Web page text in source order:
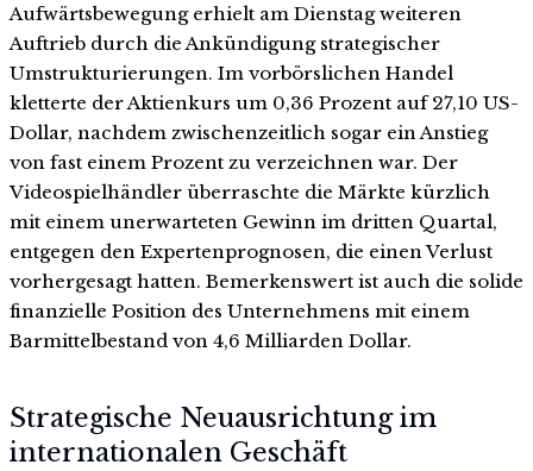
Aufwärtsbewegung erhielt am Dienstag weiteren
Auftrieb durch die Ankündigung strategischer
Umstrukturierungen. Im vorbörslichen Handel
kletterte der Aktienkurs um 0,36 Prozent auf 27,10 US-
Dollar, nachdem zwischenzeitlich sogar ein Anstieg
von fast einem Prozent zu verzeichnen war. Der
Videospielhändler überraschte die Märkte kürzlich
mit einem unerwarteten Gewinn im dritten Quartal,
entgegen den Expertenprognosen, die einen Verlust
vorhergesagt hatten. Bemerkenswert ist auch die solide
finanzielle Position des Unternehmens mit einem
Barmittelbestand von 4,6 Milliarden Dollar.
Strategische Neuausrichtung im
internationalen Geschäft